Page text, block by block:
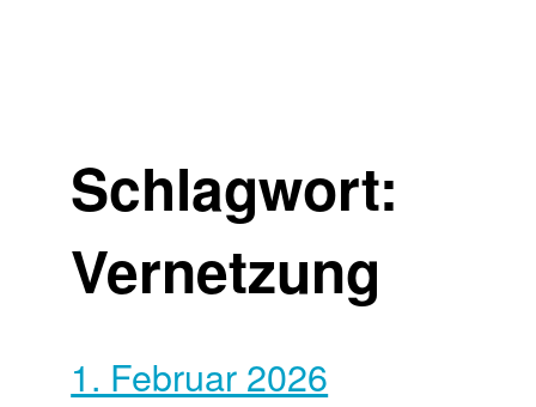
Schlagwort:
Vernetzung
1. Februar 2026